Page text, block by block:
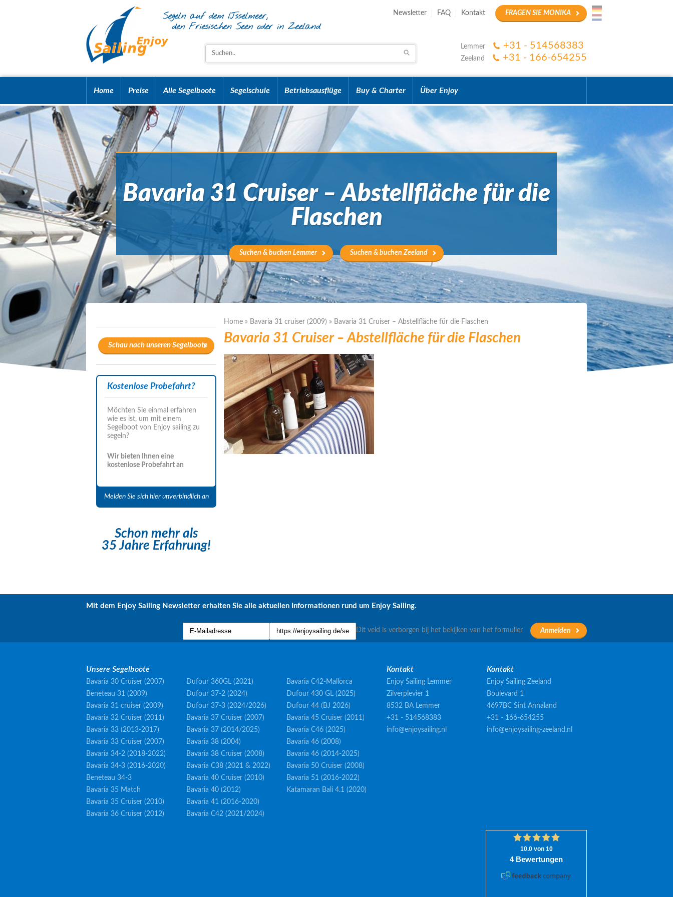
FRAGEN SIE MONIKA
Newsletter FAQ Kontakt
Lemmer +31 - 514568383
Zeeland +31 - 166-654255
Home Preise Alle Segelboote Segelschule Betriebsausflüge Buy & Charter Über Enjoy
Bavaria 31 Cruiser – Abstellfläche für die
Flaschen
Suchen & buchen Lemmer Suchen & buchen Zeeland
Home » Bavaria 31 cruiser (2009) » Bavaria 31 Cruiser – Abstellfläche für die Flaschen
Bavaria 31 Cruiser – Abstellfläche für die Flaschen
Schau nach unseren Segelboote
Kostenlose Probefahrt?
Möchten Sie einmal erfahren
wie es ist, um mit einem
Segelboot von Enjoy sailing zu
segeln?
Wir bieten Ihnen eine
kostenlose Probefahrt an
Melden Sie sich hier unverbindlich an
Schon mehr als
35 Jahre Erfahrung!
Mit dem Enjoy Sailing Newsletter erhalten Sie alle aktuellen Informationen rund um Enjoy Sailing.
Dit veld is verborgen bij het bekijken van het formulier
Unsere Segelboote
Bavaria 30 Cruiser (2007)
Beneteau 31 (2009)
Bavaria 31 cruiser (2009)
Bavaria 32 Cruiser (2011)
Bavaria 33 (2013-2017)
Bavaria 33 Cruiser (2007)
Bavaria 34-2 (2018-2022)
Bavaria 34-3 (2016-2020)
Beneteau 34-3
Bavaria 35 Match
Bavaria 35 Cruiser (2010)
Bavaria 36 Cruiser (2012)
Dufour 360GL (2021)
Dufour 37-2 (2024)
Dufour 37-3 (2024/2026)
Bavaria 37 Cruiser (2007)
Bavaria 37 (2014/2025)
Bavaria 38 (2004)
Bavaria 38 Cruiser (2008)
Bavaria C38 (2021 & 2022)
Bavaria 40 Cruiser (2010)
Bavaria 40 (2012)
Bavaria 41 (2016-2020)
Bavaria C42 (2021/2024)
Bavaria C42-Mallorca
Dufour 430 GL (2025)
Dufour 44 (BJ 2026)
Bavaria 45 Cruiser (2011)
Bavaria C46 (2025)
Bavaria 46 (2008)
Bavaria 46 (2014-2025)
Bavaria 50 Cruiser (2008)
Bavaria 51 (2016-2022)
Katamaran Bali 4.1 (2020)
Kontakt
Enjoy Sailing Lemmer
Zilverplevier 1
8532 BA Lemmer
+31 - 514568383
info@enjoysailing.nl
Kontakt
Enjoy Sailing Zeeland
Boulevard 1
4697BC Sint Annaland
+31 - 166-654255
info@enjoysailing-zeeland.nl